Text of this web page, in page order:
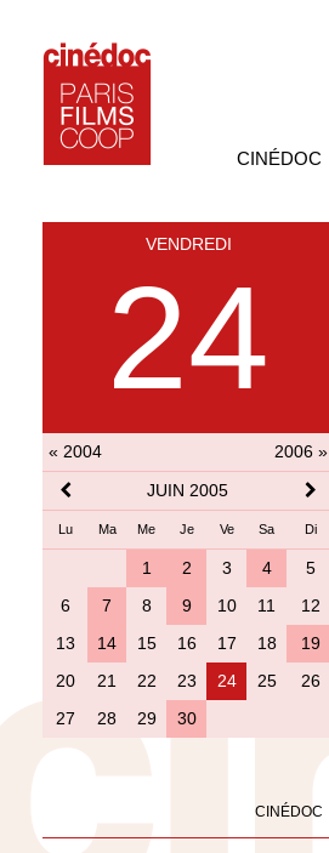
CINÉDOC
VENDREDI
24
« 2004
2006 »
JUIN 2005
Lu Ma Me Je Ve Sa Di
1 2 3 4
5
6
7 8 9 10 11
12
13
14 15 16 17 18
19
20
21 22 23 24 25
26
27
28 29 30
CINÉDOC